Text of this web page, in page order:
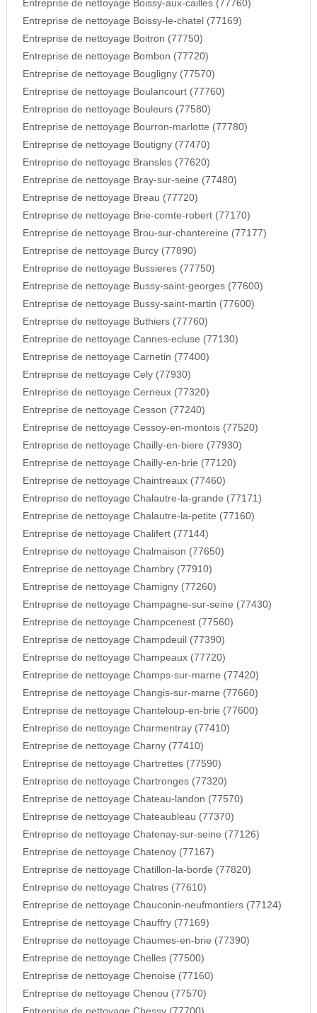
Entreprise de nettoyage Boissy-aux-cailles (77760)
Entreprise de nettoyage Boissy-le-chatel (77169)
Entreprise de nettoyage Boitron (77750)
Entreprise de nettoyage Bombon (77720)
Entreprise de nettoyage Bougligny (77570)
Entreprise de nettoyage Boulancourt (77760)
Entreprise de nettoyage Bouleurs (77580)
Entreprise de nettoyage Bourron-marlotte (77780)
Entreprise de nettoyage Boutigny (77470)
Entreprise de nettoyage Bransles (77620)
Entreprise de nettoyage Bray-sur-seine (77480)
Entreprise de nettoyage Breau (77720)
Entreprise de nettoyage Brie-comte-robert (77170)
Entreprise de nettoyage Brou-sur-chantereine (77177)
Entreprise de nettoyage Burcy (77890)
Entreprise de nettoyage Bussieres (77750)
Entreprise de nettoyage Bussy-saint-georges (77600)
Entreprise de nettoyage Bussy-saint-martin (77600)
Entreprise de nettoyage Buthiers (77760)
Entreprise de nettoyage Cannes-ecluse (77130)
Entreprise de nettoyage Carnetin (77400)
Entreprise de nettoyage Cely (77930)
Entreprise de nettoyage Cerneux (77320)
Entreprise de nettoyage Cesson (77240)
Entreprise de nettoyage Cessoy-en-montois (77520)
Entreprise de nettoyage Chailly-en-biere (77930)
Entreprise de nettoyage Chailly-en-brie (77120)
Entreprise de nettoyage Chaintreaux (77460)
Entreprise de nettoyage Chalautre-la-grande (77171)
Entreprise de nettoyage Chalautre-la-petite (77160)
Entreprise de nettoyage Chalifert (77144)
Entreprise de nettoyage Chalmaison (77650)
Entreprise de nettoyage Chambry (77910)
Entreprise de nettoyage Chamigny (77260)
Entreprise de nettoyage Champagne-sur-seine (77430)
Entreprise de nettoyage Champcenest (77560)
Entreprise de nettoyage Champdeuil (77390)
Entreprise de nettoyage Champeaux (77720)
Entreprise de nettoyage Champs-sur-marne (77420)
Entreprise de nettoyage Changis-sur-marne (77660)
Entreprise de nettoyage Chanteloup-en-brie (77600)
Entreprise de nettoyage Charmentray (77410)
Entreprise de nettoyage Charny (77410)
Entreprise de nettoyage Chartrettes (77590)
Entreprise de nettoyage Chartronges (77320)
Entreprise de nettoyage Chateau-landon (77570)
Entreprise de nettoyage Chateaubleau (77370)
Entreprise de nettoyage Chatenay-sur-seine (77126)
Entreprise de nettoyage Chatenoy (77167)
Entreprise de nettoyage Chatillon-la-borde (77820)
Entreprise de nettoyage Chatres (77610)
Entreprise de nettoyage Chauconin-neufmontiers (77124)
Entreprise de nettoyage Chauffry (77169)
Entreprise de nettoyage Chaumes-en-brie (77390)
Entreprise de nettoyage Chelles (77500)
Entreprise de nettoyage Chenoise (77160)
Entreprise de nettoyage Chenou (77570)